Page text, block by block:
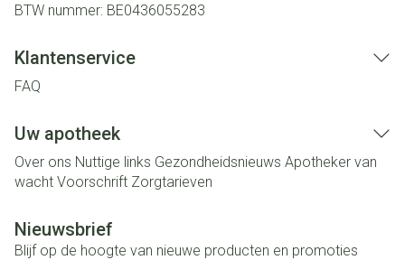
BTW nummer: BE0436055283
Klantenservice
FAQ
Uw apotheek
Over ons Nuttige links Gezondheidsnieuws Apotheker van
wacht Voorschrift Zorgtarieven
Nieuwsbrief
Blijf op de hoogte van nieuwe producten en promoties